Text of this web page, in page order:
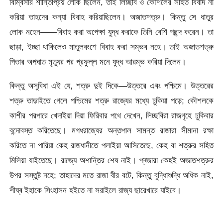
বিম্বিসার শান্তিপ্রিয় লোক ছিলেন, তাই লিচ্ছবি ও কৌশলের সহিত বিবাদ না
করিয়া তাহদের কন্যা বিবাহ করিয়াছিলেন। অজাতশত্রু। কিন্তু সে ধাতুর
লোক নহেন——বিবাহ করা অপেক্ষা যুদ্ধ করাকে তিনি বেশি পছন্দ করেন। তা
ছাড়া, ইচ্ছা থাকিলেও মাতুলবংশে বিবাহ করা সম্ভব নহে। তাই অজাতশত্রু
পিতার অপঘাত মৃত্যুর পর প্রফুল্ল মনে যুদ্ধ আরম্ভ করিয়া দিলেন।
কিন্তু অসুবিধা এই যে, শত্রু দুই দিকে—উত্তরে এবং পশ্চিমে। উত্তরের
শত্রু তাড়াইতে গেলে পশ্চিমের শত্রু রাজ্যের মধ্যে ঢুকিয়া পড়ে; কৌশলকে
কাশীর পরপারে খেদাইয়া দিয়া ফিরিবার পথে দেখেন, লিচ্ছবিরা রাজগৃহে ঢুকিবার
বন্দোবস্ত করিতেছে। মগধরাজ্যের অন্তপাল সামন্ত রাজারা সীমানা রক্ষা
করিতে না পারিয়া কেহ রাজধানীতে পলাইয়া আসিতেছে, কেহ বা শত্রুর সহিত
মিলিয়া যাইতেছে। রাজ্যে অশান্তির শেষ নাই। প্ৰজারা কেহই অজাতশত্রুর
উপর সস্তুষ্ট নহে; তাহাদের মতে রাজা বীর বটে, কিন্তু বুদ্ধিাশুদ্ধি অধিক নাই,
শীঘ্ৰ ইহাকে সিংহাসন হইতে না সরাইলে রাজ্য ছারেখারে যাইবে।